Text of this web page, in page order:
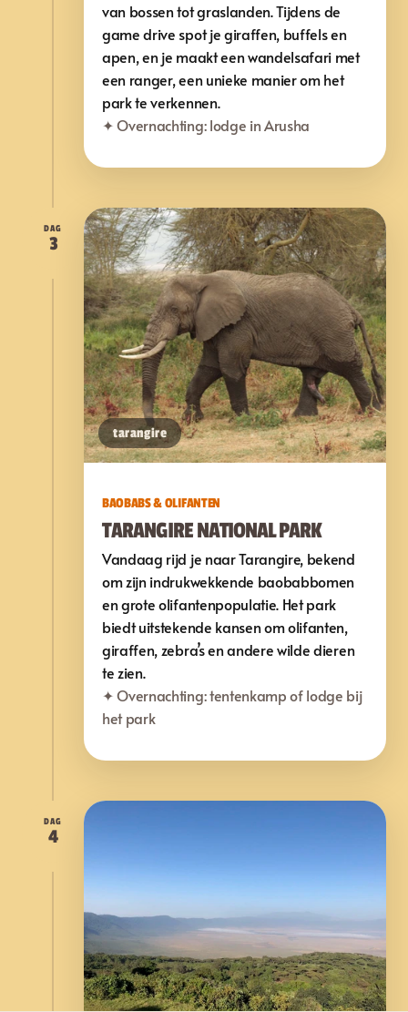
van bossen tot graslanden. Tijdens de
game drive spot je giraffen, buffels en
apen, en je maakt een wandelsafari met
een ranger, een unieke manier om het
park te verkennen.
✦ Overnachting: lodge in Arusha
DAG
3
tarangire
BAOBABS & OLIFANTEN
TARANGIRE NATIONAL PARK
Vandaag rijd je naar Tarangire, bekend
om zijn indrukwekkende baobabbomen
en grote olifantenpopulatie. Het park
biedt uitstekende kansen om olifanten,
giraffen, zebra’s en andere wilde dieren
te zien.
✦ Overnachting: tentenkamp of lodge bij
het park
DAG
4